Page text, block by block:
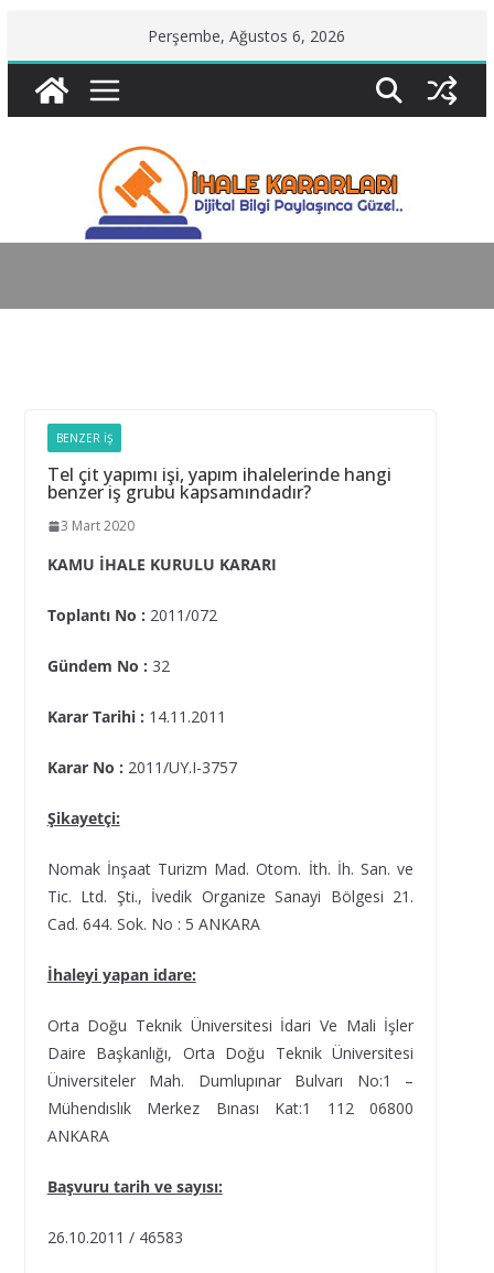
to
content
Perşembe, Ağustos 6, 2026
BENZER İŞ
Tel çit yapımı işi, yapım ihalelerinde hangi
benzer iş grubu kapsamındadır?
3 Mart 2020
KAMU İHALE KURULU KARARI
Toplantı No : 2011/072
Gündem No : 32
Karar Tarihi : 14.11.2011
Karar No : 2011/UY.I-3757
Şikayetçi:
Nomak İnşaat Turizm Mad. Otom. İth. İh. San. ve
Tic. Ltd. Şti., İvedik Organize Sanayi Bölgesi 21.
Cad. 644. Sok. No : 5 ANKARA
İhaleyi yapan idare:
Orta Doğu Teknik Üniversitesi İdari Ve Mali İşler
Daire Başkanlığı, Orta Doğu Teknik Üniversitesi
Üniversiteler Mah. Dumlupınar Bulvarı No:1 –
Mühendıslık Merkez Bınası Kat:1 112 06800
ANKARA
Başvuru tarih ve sayısı:
26.10.2011 / 46583